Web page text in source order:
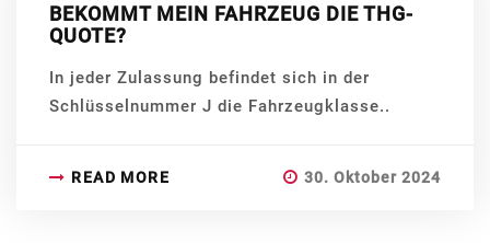
BEKOMMT MEIN FAHRZEUG DIE THG-
QUOTE?
In jeder Zulassung befindet sich in der
Schlüsselnummer J die Fahrzeugklasse..
READ MORE 30. Oktober 2024